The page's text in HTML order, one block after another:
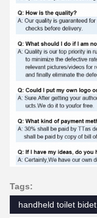
Tags:
handheld toilet bidet